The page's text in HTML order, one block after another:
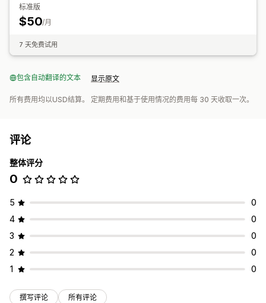
标准版
$50/月
7 天免费试用
包含自动翻译的文本 显示原文
所有费用均以USD结算。 定期费用和基于使用情况的费用每 30 天收取一次。
评论
整体评分
0
5
0
4
0
3
0
2
0
1
0
撰写评论 所有评论